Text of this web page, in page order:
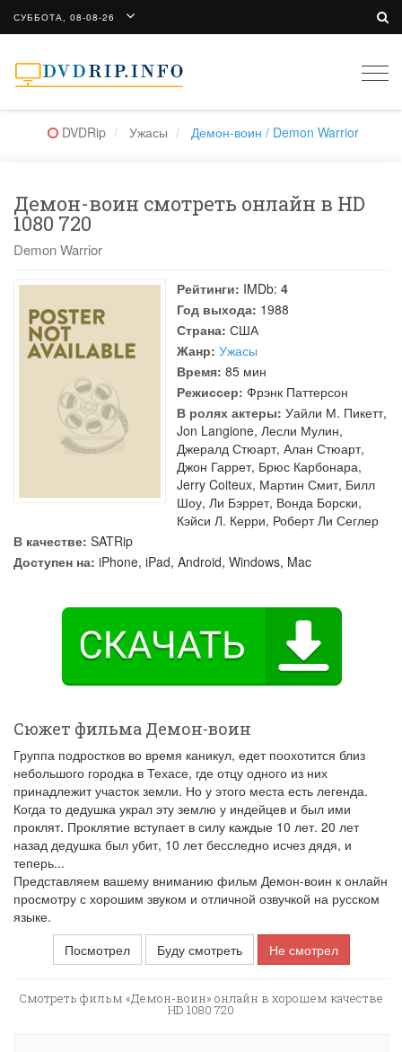
СУББОТА, 08-08-26
DVDRip Ужасы Демон-воин / Demon Warrior
Демон-воин смотреть онлайн в HD
1080 720
Demon Warrior
Рейтинги: IMDb: 4
Год выхода: 1988
Страна: США
Жанр: Ужасы
Время: 85 мин
Режиссер: Фрэнк Паттерсон
В ролях актеры: Уайли М. Пикетт,
Jon Langione, Лесли Мулин,
Джералд Стюарт, Алан Стюарт,
Джон Гаррет, Брюс Карбонара,
Jerry Coiteux, Мартин Смит, Билл
Шоу, Ли Бэррет, Вонда Борски,
Кэйси Л. Керри, Роберт Ли Сеглер
В качестве: SATRip
Доступен на: iPhone, iPad, Android, Windows, Mac
Сюжет фильма Демон-воин
Группа подростков во время каникул, едет поохотится близ
небольшого городка в Техасе, где отцу одного из них
принадлежит участок земли. Но у этого места есть легенда.
Когда то дедушка украл эту землю у индейцев и был ими
проклят. Проклятие вступает в силу каждые 10 лет. 20 лет
назад дедушка был убит, 10 лет бесследно исчез дядя, и
теперь...
Представляем вашему вниманию фильм Демон-воин к онлайн
просмотру с хорошим звуком и отличной озвучкой на русском
языке.
Посмотрел
Буду смотреть Не смотрел
Смотреть фильм «Демон-воин» онлайн в хорошем качестве
HD 1080 720